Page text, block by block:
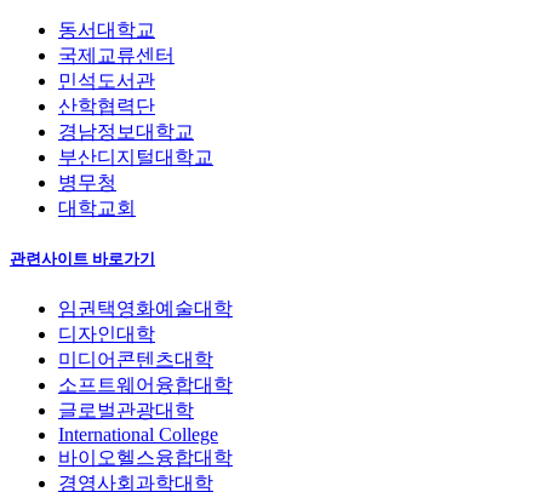
동서대학교
국제교류센터
민석도서관
산학협력단
경남정보대학교
부산디지털대학교
병무청
대학교회
관련사이트 바로가기
임권택영화예술대학
디자인대학
미디어콘텐츠대학
소프트웨어융합대학
글로벌관광대학
International College
바이오헬스융합대학
경영사회과학대학